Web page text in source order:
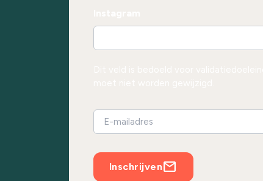
Inschrijven